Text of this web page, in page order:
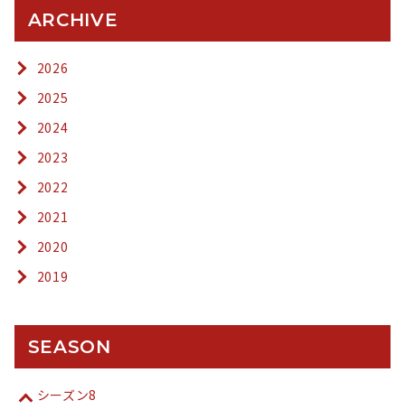
ARCHIVE
2026
2025
2024
2023
2022
2021
2020
2019
SEASON
シーズン8